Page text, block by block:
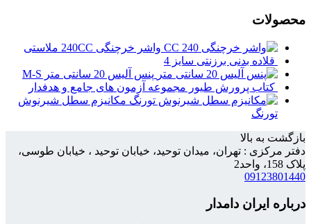
محصولات
واشر خرچنگی 240CC ملاستی
قلاده بدنی برزنتی سایز 4
پنس آلیس 20 سانتی متر M-S
کتاب پرورش طیور مجموعه آزمون های جامع و هدفدار
مکانیزم سطل شیرنوش
تورنگ
بازگشت به بالا
دفتر مرکزی : تهران، میدان توحید، خیابان توحید ، خیابان طوسی،
پلاک 158، واحد2
09123801440
درباره ایران دامدار